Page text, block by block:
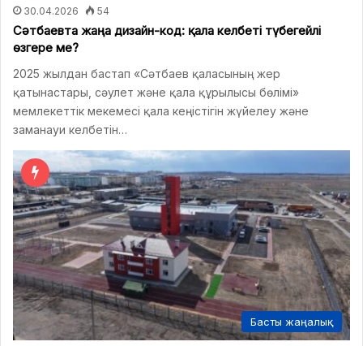
30.04.2026 54
Сәтбаевта жаңа дизайн-код: қала келбеті түбегейлі
өзгере ме?
2025 жылдан бастап «Сәтбаев қаласының жер
қатынастары, сәулет және қала құрылысы бөлімі»
мемлекеттік мекемесі қала кеңістігін жүйелеу және
заманауи келбетін…
Басты жаңалық